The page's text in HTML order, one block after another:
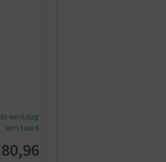
werkdag
verstuurd
80,96